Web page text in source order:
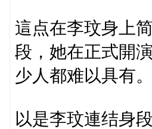
這点在李玟身上
段，她在正式開
少人都难以具有。
以是李玟連结身